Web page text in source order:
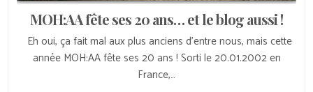
MOH:AA fête ses 20 ans… et le blog aussi !
Eh oui, ça fait mal aux plus anciens d’entre nous, mais cette
année MOH:AA fête ses 20 ans ! Sorti le 20.01.2002 en
France,…